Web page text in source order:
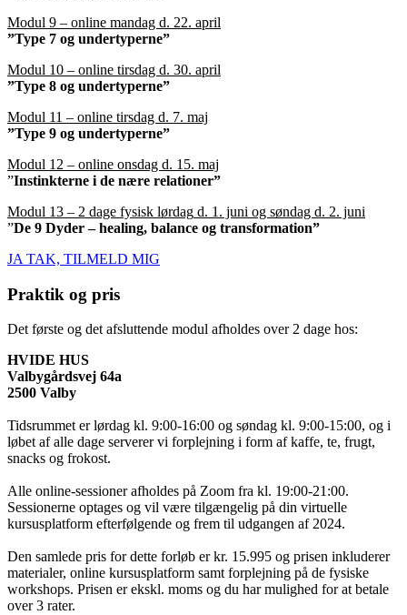
Modul 9 – online mandag d. 22. april
”Type 7 og undertyperne”
Modul 10 – online tirsdag d. 30. april
”Type 8 og undertyperne”
Modul 11 – online tirsdag d. 7. maj
”Type 9 og undertyperne”
Modul 12 – online onsdag d. 15. maj
”Instinkterne i de nære relationer”
Modul 13 – 2 dage fysisk lørdag d. 1. juni og søndag d. 2. juni
”De 9 Dyder – healing, balance og transformation”
JA TAK, TILMELD MIG
Praktik og pris
Det første og det afsluttende modul afholdes over 2 dage hos:
HVIDE HUS
Valbygårdsvej 64a
2500 Valby
Tidsrummet er lørdag kl. 9:00-16:00 og søndag kl. 9:00-15:00, og i
løbet af alle dage serverer vi forplejning i form af kaffe, te, frugt,
snacks og frokost.
Alle online-sessioner afholdes på Zoom fra kl. 19:00-21:00.
Sessionerne optages og vil være tilgængelig på din virtuelle
kursusplatform efterfølgende og frem til udgangen af 2024.
Den samlede pris for dette forløb er kr. 15.995 og prisen inkluderer
materialer, online kursusplatform samt forplejning på de fysiske
workshops. Prisen er ekskl. moms og du har mulighed for at betale
over 3 rater.